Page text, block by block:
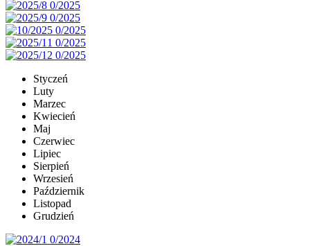
Styczeń
Luty
Marzec
Kwiecień
Maj
Czerwiec
Lipiec
Sierpień
Wrzesień
Październik
Listopad
Grudzień